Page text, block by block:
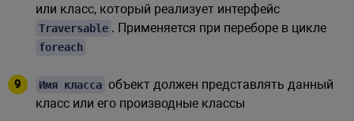
или класс, который реализует интерфейс
Traversable . Применяется при переборе в цикле
foreach
Имя класса объект должен представлять данный
класс или его производные классы